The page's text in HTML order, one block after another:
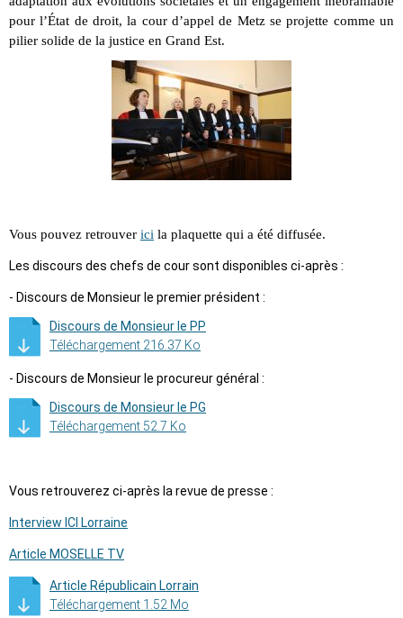
pour l’État de droit, la cour d’appel de Metz se projette comme un
pilier solide de la justice en Grand Est.
Vous pouvez retrouver ici la plaquette qui a été diffusée.
Les discours des chefs de cour sont disponibles ci-après :
- Discours de Monsieur le premier président :
Discours de Monsieur le PP
Téléchargement 216.37 Ko
- Discours de Monsieur le procureur général :
Discours de Monsieur le PG
Téléchargement 52.7 Ko
Vous retrouverez ci-après la revue de presse :
Interview ICI Lorraine
Article MOSELLE TV
Article Républicain Lorrain
Téléchargement 1.52 Mo